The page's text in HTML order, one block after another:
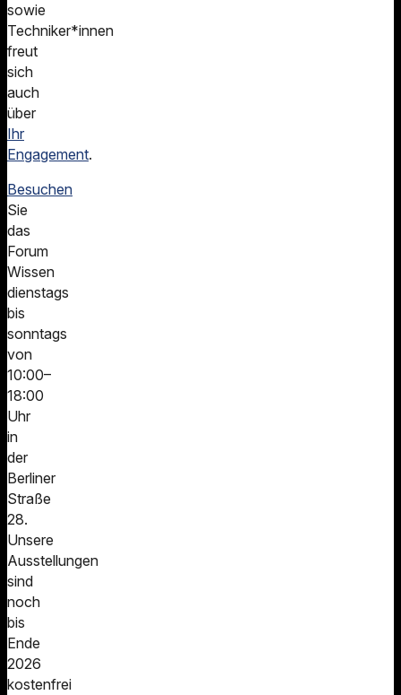
sowie
Techniker*innen
freut
sich
auch
über
Ihr
Engagement.
Besuchen
Sie
das
Forum
Wissen
dienstags
bis
sonntags
von
10:00–
18:00
Uhr
in
der
Berliner
Straße
28.
Unsere
Ausstellungen
sind
noch
bis
Ende
2026
kostenfrei